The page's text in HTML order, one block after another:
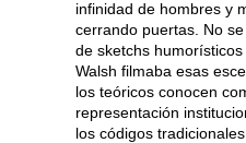
infinidad de hombres y
cerrando puertas. No
de sketchs
Walsh filmaba esas
los teóricos conocen
representación
los códigos